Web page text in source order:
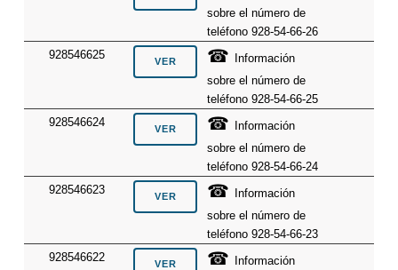
sobre el número de
teléfono 928-54-66-26
928546625
☎
Información
sobre el número de
teléfono 928-54-66-25
928546624
☎
Información
sobre el número de
teléfono 928-54-66-24
928546623
☎
Información
sobre el número de
teléfono 928-54-66-23
928546622
☎
Información